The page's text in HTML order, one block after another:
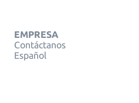
EMPRESA
Contáctanos
Español